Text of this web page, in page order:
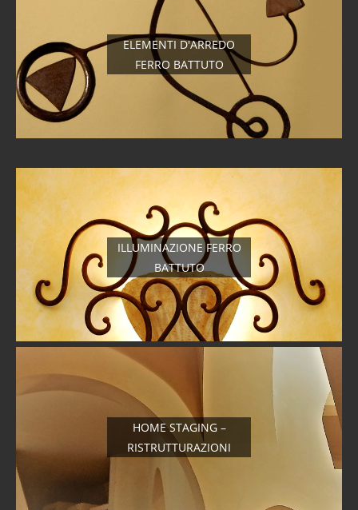
ELEMENTI D'ARREDO
FERRO BATTUTO
ILLUMINAZIONE FERRO
BATTUTO
HOME STAGING –
RISTRUTTURAZIONI